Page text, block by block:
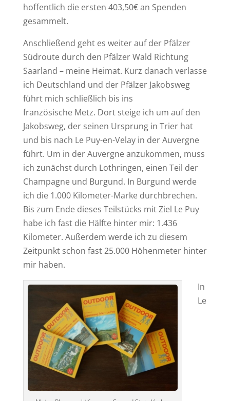
hoffentlich die ersten 403,50€ an Spenden
gesammelt.
Anschließend geht es weiter auf der Pfälzer
Südroute durch den Pfälzer Wald Richtung
Saarland – meine Heimat. Kurz danach verlasse
ich Deutschland und der Pfälzer Jakobsweg
führt mich schließlich bis ins
französische Metz. Dort steige ich um auf den
Jakobsweg, der seinen Ursprung in Trier hat
und bis nach Le Puy-en-Velay in der Auvergne
führt. Um in der Auvergne anzukommen, muss
ich zunächst durch Lothringen, einen Teil der
Champagne und Burgund. In Burgund werde
ich die 1.000 Kilometer-Marke durchbrechen.
Bis zum Ende dieses Teilstücks mit Ziel Le Puy
habe ich fast die Hälfte hinter mir: 1.436
Kilometer. Außerdem werde ich zu diesem
Zeitpunkt schon fast 25.000 Höhenmeter hinter
mir haben.
In
Le